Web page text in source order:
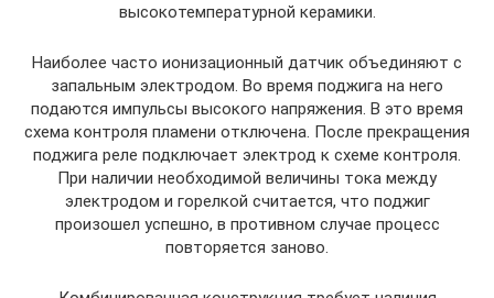
высокотемпературной керамики.
Наиболее часто ионизационный датчик объединяют с
запальным электродом. Во время поджига на него
подаются импульсы высокого напряжения. В это время
схема контроля пламени отключена. После прекращения
поджига реле подключает электрод к схеме контроля.
При наличии необходимой величины тока между
электродом и горелкой считается, что поджиг
произошел успешно, в противном случае процесс
повторяется заново.